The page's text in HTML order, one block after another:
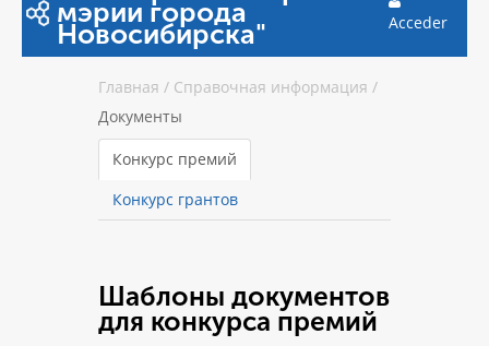
мэрии города
Новосибирска" Acceder
Главная / Справочная информация /
Документы
Конкурс премий
Конкурс грантов
Шаблоны документов
для конкурса премий